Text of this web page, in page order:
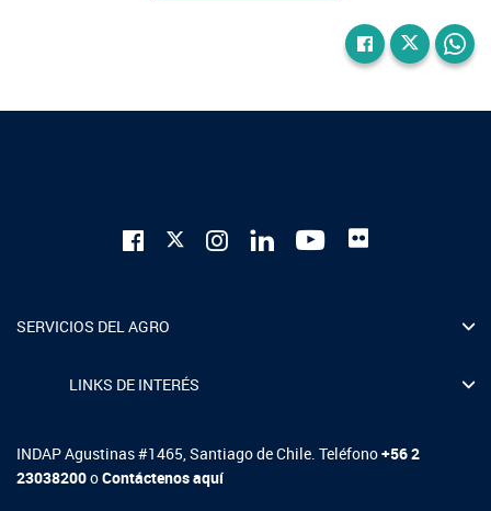
SERVICIOS DEL AGRO
LINKS DE INTERÉS
INDAP Agustinas #1465, Santiago de Chile. Teléfono+56 2
23038200oContáctenos aquí